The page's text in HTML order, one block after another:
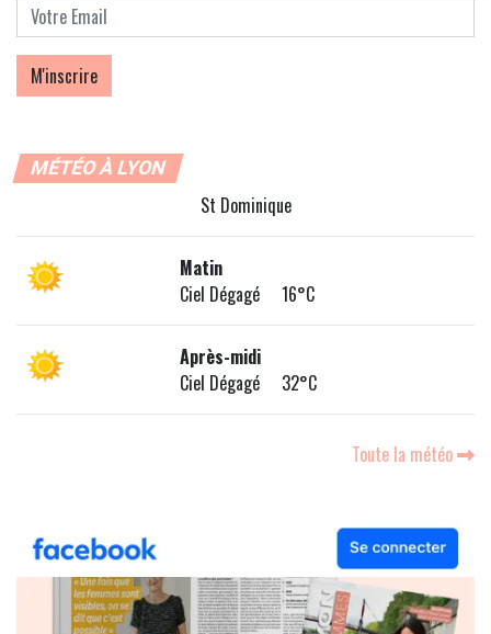
MÉTÉO À LYON
St Dominique
Matin
Ciel Dégagé 16°C
Après-midi
Ciel Dégagé 32°C
Toute la météo